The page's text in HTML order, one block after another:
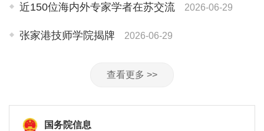
近150位海内外专家学者在苏交流 2026-06-29
张家港技师学院揭牌 2026-06-29
查看更多 >>
国务院信息